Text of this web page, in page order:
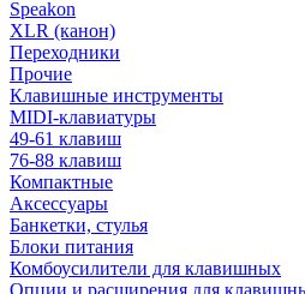
Speakon
XLR (канон)
Переходники
Прочие
Клавишные инструменты
MIDI-клавиатуры
49-61 клавиш
76-88 клавиш
Компактные
Аксессуары
Банкетки, стулья
Блоки питания
Комбоусилители для клавишных
Опции и расширения для